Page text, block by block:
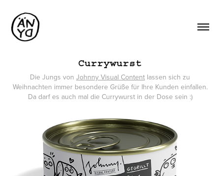
Currywurst
Die Jungs von Johnny Visual Content lassen sich zu
Weihnachten immer besondere Grüße für Ihre Kunden einfallen.
Da darf es auch mal die Currywurst in der Dose sein :)